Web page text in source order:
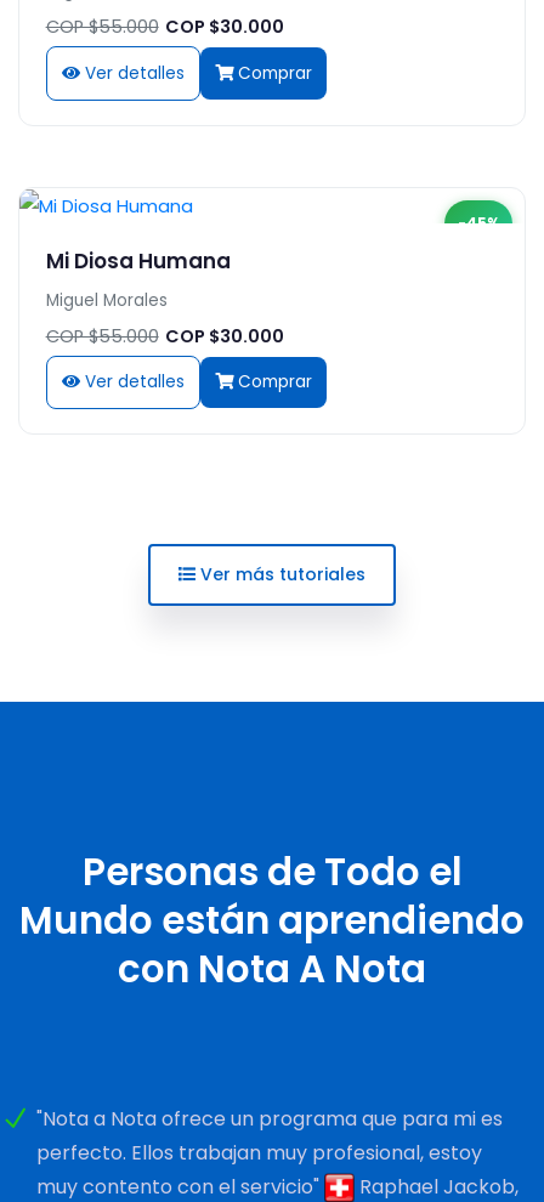
COP $55.000 COP $30.000
Ver detalles Comprar
-45%
Mi Diosa Humana
Miguel Morales
COP $55.000 COP $30.000
Ver detalles Comprar
Ver más tutoriales
Personas de Todo el
Mundo están aprendiendo
con Nota A Nota
"Nota a Nota ofrece un programa que para mi es
perfecto. Ellos trabajan muy profesional, estoy
muy contento con el servicio"
Raphael Jackob,